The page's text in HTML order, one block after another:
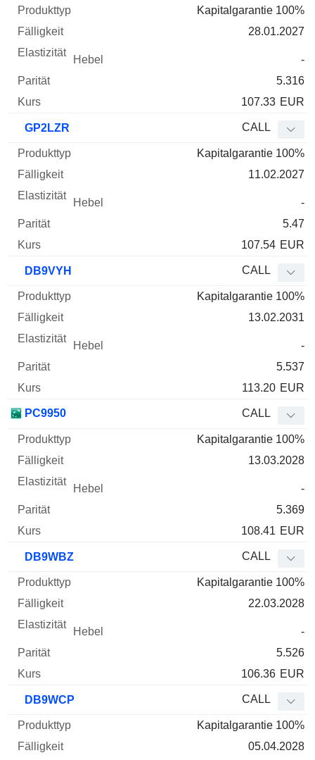
Kapitalgarantie 100%
28.01.2027
-
5.316
107.33 EUR
GP2LZR CALL
Kapitalgarantie 100%
11.02.2027
-
5.47
107.54 EUR
DB9VYH CALL
Kapitalgarantie 100%
13.02.2031
-
5.537
113.20 EUR
PC9950 CALL
Kapitalgarantie 100%
13.03.2028
-
5.369
108.41 EUR
DB9WBZ CALL
Kapitalgarantie 100%
22.03.2028
-
5.526
106.36 EUR
DB9WCP CALL
Kapitalgarantie 100%
05.04.2028